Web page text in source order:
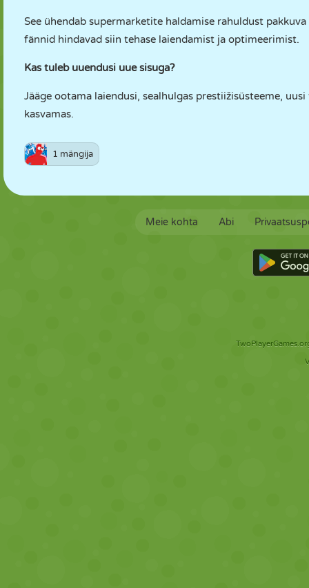
See ühendab supermarketite haldamise rahuldust
fännid hindavad siin tehase laiendamist ja optimeerimist.
Kas tuleb uuendusi uue sisuga?
Jääge ootama laiendusi, sealhulgas prestiižisüsteeme,
kasvamas.
1 mängija
Meie kohta Abi